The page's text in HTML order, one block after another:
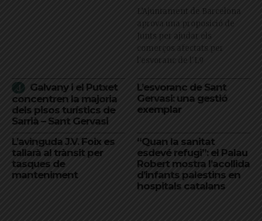
L’Ajuntament de Barcelona
aprova una proposició de
Junts per ajudar els
comerços afectats per
l'esvoranc de l'L9
Galvany i el Putxet
concentren la majoria
dels pisos turístics de
Sarrià – Sant Gervasi
L’esvoranc de Sant
Gervasi: una gestió
exemplar
L’avinguda J.V. Foix es
tallarà al trànsit per
tasques de
manteniment
“Quan la sanitat
esdevé refugi”: el Palau
Robert mostra l’acollida
d’infants palestins en
hospitals catalans